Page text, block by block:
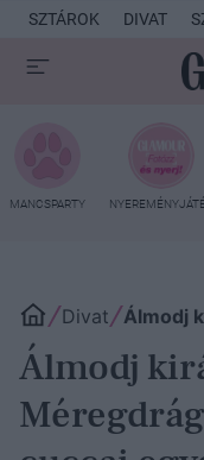
SZTÁROK DIVAT
MANCSPARTY
Divat Álmodj
Álmodj